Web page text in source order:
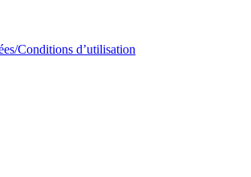
Conditions d’utilisation